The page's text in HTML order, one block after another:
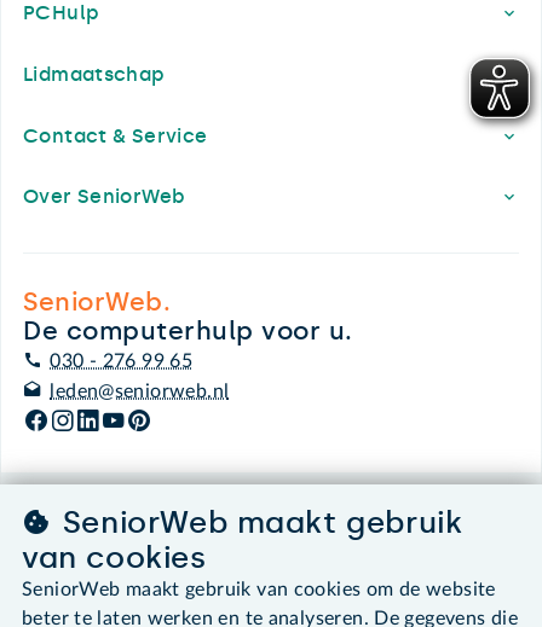
PCHulp
Lidmaatschap
Contact & Service
Over SeniorWeb
SeniorWeb.
De computerhulp voor u.
030 - 276 99 65
leden@seniorweb.nl
©2026 SeniorWeb
Algemene voorwaarden
Cookies en cookie-instellingen
SeniorWeb maakt gebruik
van cookies
SeniorWeb maakt gebruik van cookies om de website
beter te laten werken en te analyseren. De gegevens die